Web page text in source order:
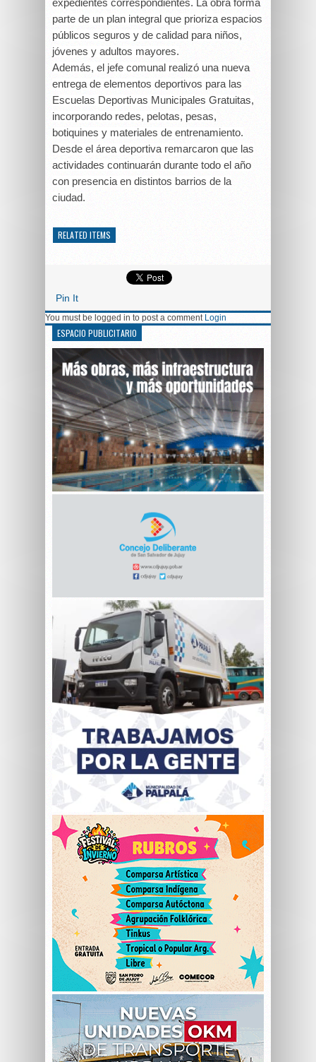
expedientes correspondientes. La obra forma
parte de un plan integral que prioriza espacios
públicos seguros y de calidad para niños,
jóvenes y adultos mayores.
Además, el jefe comunal realizó una nueva
entrega de elementos deportivos para las
Escuelas Deportivas Municipales Gratuitas,
incorporando redes, pelotas, pesas,
botiquines y materiales de entrenamiento.
Desde el área deportiva remarcaron que las
actividades continuarán durante todo el año
con presencia en distintos barrios de la
ciudad.
RELATED ITEMS
Pin It
You must be logged in to post a comment Login
ESPACIO PUBLICITARIO